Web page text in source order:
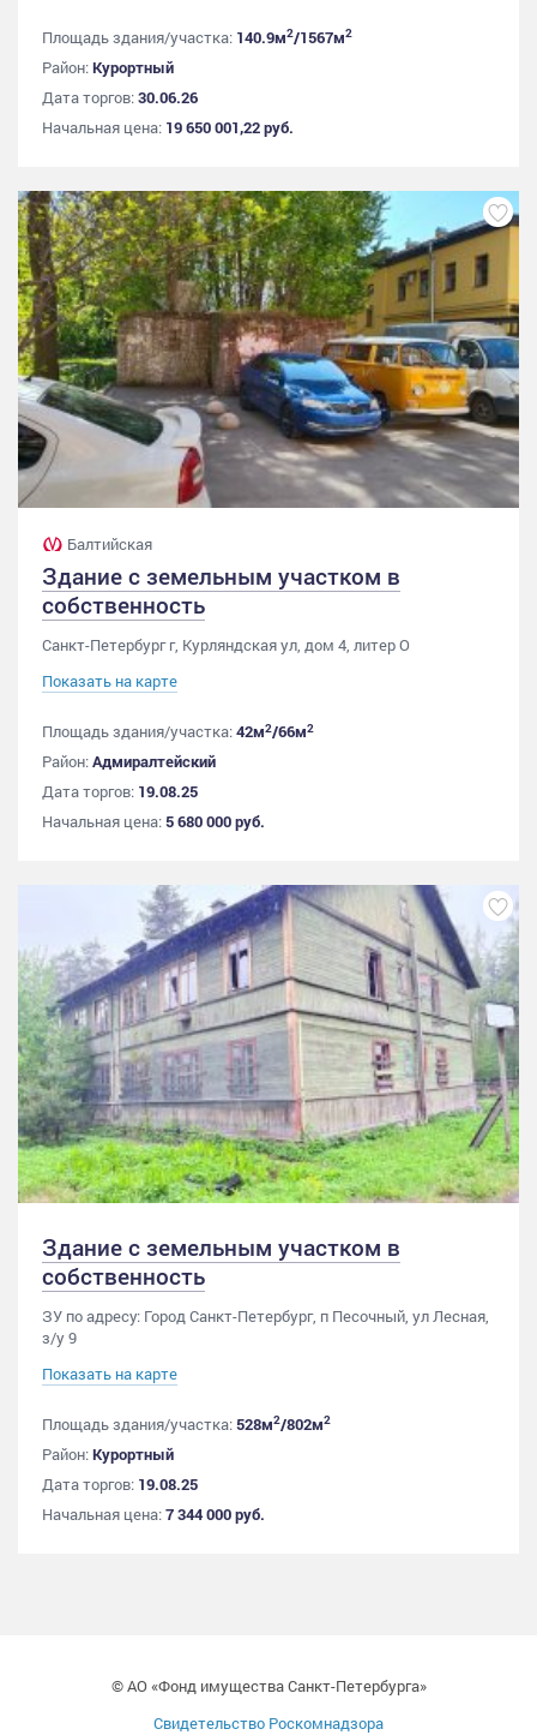
Площадь здания/участка: 140.9м2/1567м2
Район:Курортный
Дата торгов:30.06.26
Начальная цена: 19 650 001,22 руб.
Балтийская
Здание с земельным участком в
собственность
Санкт-Петербург г, Курляндская ул, дом 4, литер О
Показать на карте
Площадь здания/участка:42м2/66м2
Район:Адмиралтейский
Дата торгов: 19.08.25
Начальная цена:5 680 000 руб.
Здание с земельным участком в
собственность
ЗУ по адресу: Город Санкт-Петербург, п Песочный, ул Лесная,
з/у 9
Показать на карте
Площадь здания/участка:528м2/802м2
Район:Курортный
Дата торгов: 19.08.25
Начальная цена:7 344 000 руб.
© АО «Фонд имущества Санкт-Петербурга»
Свидетельство Роскомнадзора